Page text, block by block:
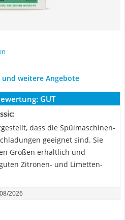
und weitere Angebote
GUT
dass die Spülmaschinen-
geeignet sind. Sie
Größen erhältlich und
Zitronen- und Limetten-
08/2026